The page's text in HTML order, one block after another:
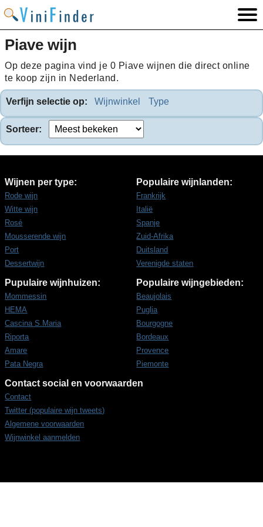
Piave wijn
Op deze pagina vind je 0 Piave wijnen die direct online
te koop zijn in Nederland.
Verfijn selectie op: Wijnwinkel Type
Sorteer:
Wijnen per type:
Rode wijn
Witte wijn
Rosé
Mousserende wijn
Port
Dessertwijn
Populaire wijnlanden:
Frankrijk
Italië
Spanje
Zuid-Afrika
Duitsland
Verenigde staten
Pupulaire wijnhuizen:
Mommessin
HEMA
Cascina S.Maria
Riporta
Amare
Pata Negra
Populaire wijngebieden:
Beaujolais
Puglia
Bourgogne
Bordeaux
Provence
Piemonte
Contact social en voorwaarden
Contact
Twitter (populaire wijn tweets)
Algemene voorwaarden
Wijnwinkel aanmelden